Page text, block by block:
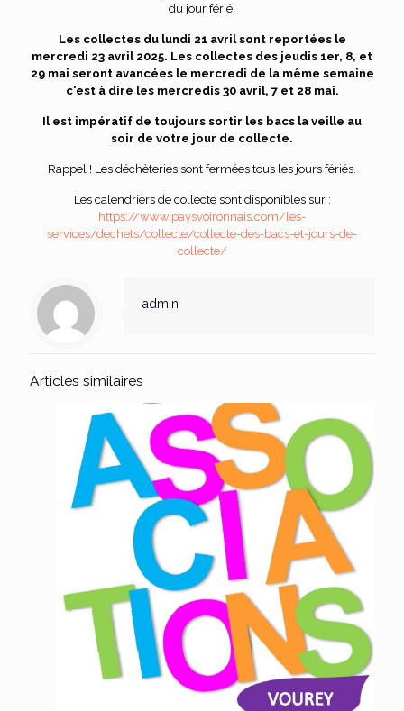
du jour férié.
Les collectes du lundi 21 avril sont reportées le
mercredi 23 avril 2025. Les collectes des jeudis 1er, 8, et
29 mai seront avancées le mercredi de la même semaine
c'est à dire les mercredis 30 avril, 7 et 28 mai.
Il est impératif de toujours sortir les bacs la veille au
soir de votre jour de collecte.
Rappel ! Les déchèteries sont fermées tous les jours fériés.
Les calendriers de collecte sont disponibles sur :
https://www.paysvoironnais.com/les-
services/dechets/collecte/collecte-des-bacs-et-jours-de-
collecte/
admin
Articles similaires